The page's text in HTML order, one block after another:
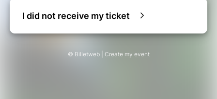
I did not receive my ticket
© Billetweb | Create my event